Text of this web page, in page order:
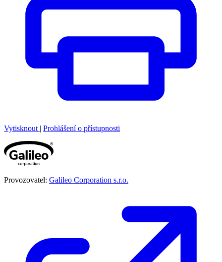
Vytisknout | Prohlášení o přístupnosti
Provozovatel: Galileo Corporation s.r.o.